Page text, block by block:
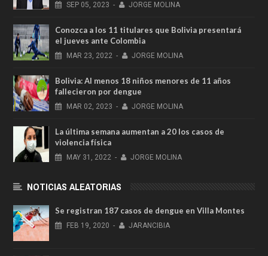
SEP 05, 2023 - JORGE MOLINA
Conozca a los 11 titulares que Bolivia presentará
el jueves ante Colombia
MAR 23, 2022 - JORGE MOLINA
Bolivia: Al menos 18 niños menores de 11 años
fallecieron por dengue
MAR 02, 2023 - JORGE MOLINA
La última semana aumentan a 20 los casos de
violencia física
MAY 31, 2022 - JORGE MOLINA
NOTICIAS ALEATORIAS
Se registran 187 casos de dengue en Villa Montes
FEB 19, 2020 - JARANCIBIA